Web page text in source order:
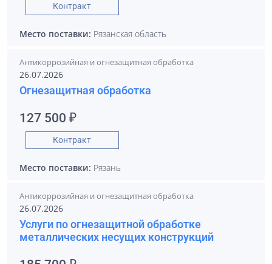
Контракт
Место поставки: Рязанская область
Антикоррозийная и огнезащитная обработка
26.07.2026
Огнезащитная обработка
127 500 ₽
Контракт
Место поставки: Рязань
Антикоррозийная и огнезащитная обработка
26.07.2026
Услуги по огнезащитной обработке
металлических несущих конструкций